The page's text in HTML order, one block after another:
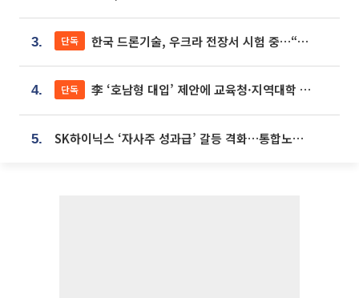
3. 단독 한국 드론기술, 우크라 전장서 시험 중…“스타트업 여러 곳 참여”
4. 단독 李 ‘호남형 대입’ 제안에 교육청·지역대학 서·논술형 입시 연계 '착수'
5. SK하이닉스 ‘자사주 성과급’ 갈등 격화…통합노조 출범 움직임